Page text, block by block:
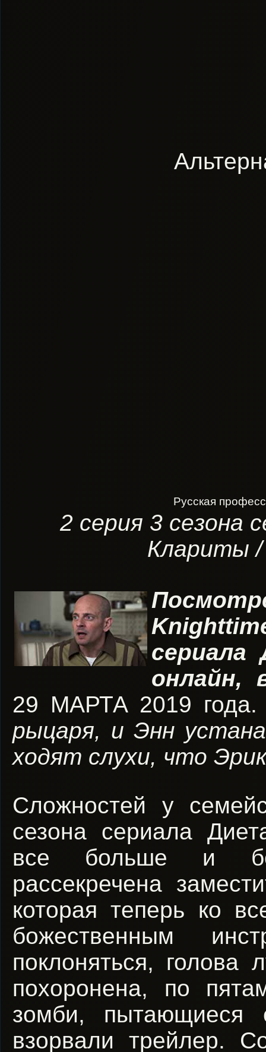
Русская
2 серия 3 сезона
Клариты /
онлайн,
29 МАРТА 2019 года.
рыцаря, и Энн
ходят слухи, что
Сложностей у
сезона сериала
все больше и
рассекречена
которая теперь ко
божественным
поклоняться, голова
похоронена, по
зомби,
взорвали трейлер.